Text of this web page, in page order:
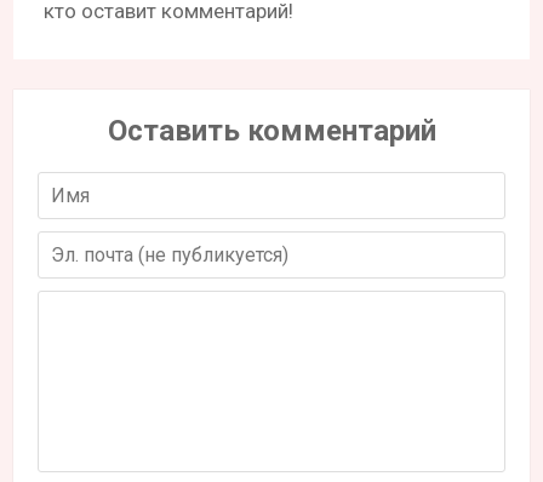
кто оставит комментарий!
Оставить комментарий